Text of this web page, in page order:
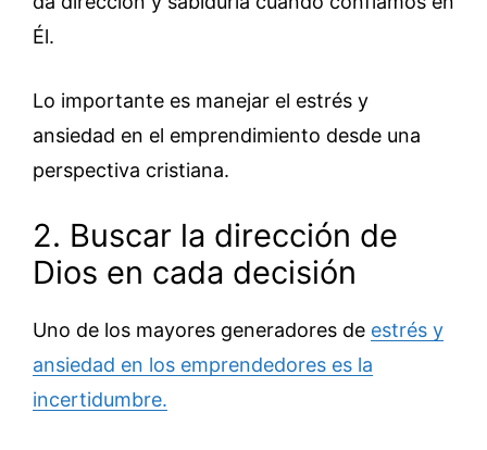
Él.
Lo importante es manejar el estrés y
ansiedad en el emprendimiento desde una
perspectiva cristiana.
2. Buscar la dirección de
Dios en cada decisión
Uno de los mayores generadores de estrés y
ansiedad en los emprendedores es la
incertidumbre.